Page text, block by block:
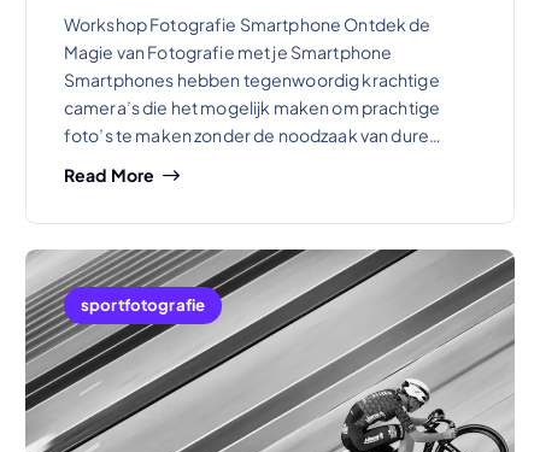
Workshop Fotografie Smartphone Ontdek de
Magie van Fotografie met je Smartphone
Smartphones hebben tegenwoordig krachtige
camera’s die het mogelijk maken om prachtige
foto’s te maken zonder de noodzaak van dure…
Read More
sportfotografie